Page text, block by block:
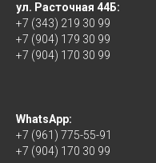
ул. Расточная 44Б:
+7 (343) 219 30 99
+7 (904) 179 30 99
+7 (904) 170 30 99
WhatsApp:
+7 (961) 775-55-91
+7 (904) 170 30 99